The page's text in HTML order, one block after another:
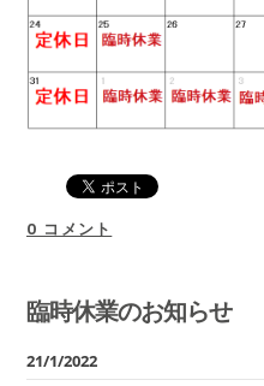
0 コメント
臨時休業のお知らせ
21/1/2022